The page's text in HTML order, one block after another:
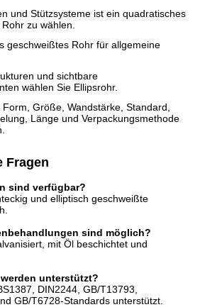
und Stützsysteme ist ein quadratisches
zu wählen.
geschweißtes Rohr für allgemeine
und sichtbare
wählen Sie Ellipsrohr.
Größe, Wandstärke, Standard,
Länge und Verpackungsmethode
Fragen
sind verfügbar?
und elliptisch geschweißte
sind möglich?
mit Öl beschichtet und
unterstützt?
DIN2244, GB/T13793,
GB/T6728-Standards unterstützt.